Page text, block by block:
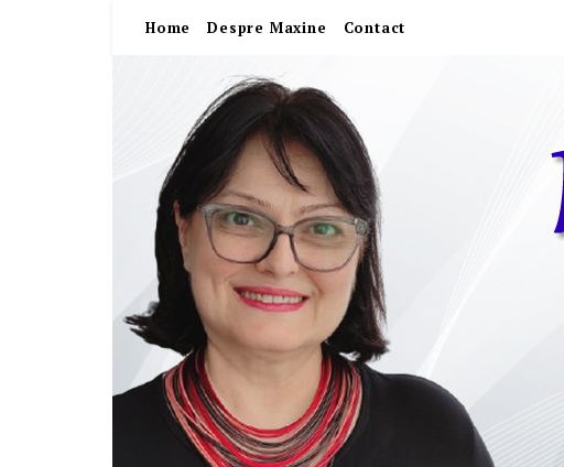
Home Despre Maxine Contact